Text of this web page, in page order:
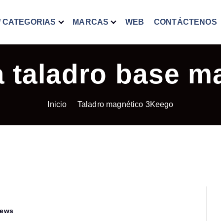
CATEGORIAS MARCAS WEB CONTÁCTENOS
taladro base
Inicio Taladro magnético 3Keego